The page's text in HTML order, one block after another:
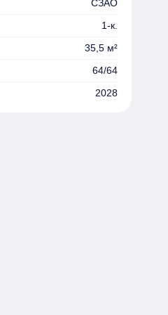
СЗАО
1-к.
35,5 м²
64/64
2028